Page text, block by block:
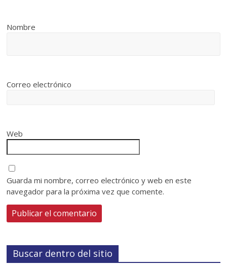
Nombre
Correo electrónico
Web
Guarda mi nombre, correo electrónico y web en este
navegador para la próxima vez que comente.
Buscar dentro del sitio